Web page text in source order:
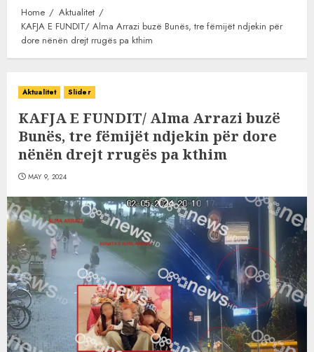
Home
Aktualitet
KAFJA E FUNDIT/ Alma Arrazi buzë Bunës, tre fëmijët ndjekin për
dore nënën drejt rrugës pa kthim
Aktualitet Slider
KAFJA E FUNDIT/ Alma Arrazi buzë
Bunës, tre fëmijët ndjekin për dore
nënën drejt rrugës pa kthim
MAY 9, 2024